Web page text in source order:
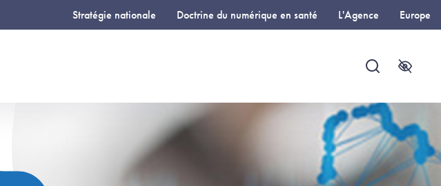
Stratégie nationale Doctrine du numérique en santé L'Agence Europe
Recherche